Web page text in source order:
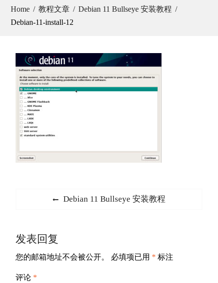
Home 教程文章
Debian 11 Bullseye 安装教程
Debian-11-install-12
航
Previous
Debian 11 Bullseye 安装教程
发表回复
您的邮箱地址不会被公开。 必填项已用 * 标注
评论 *